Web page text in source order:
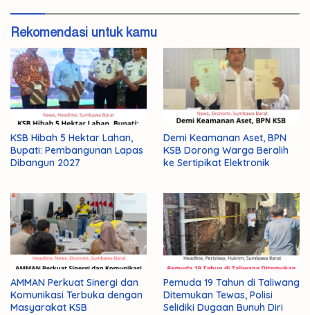
Rekomendasi untuk kamu
KSB Hibah 5 Hektar Lahan,
Bupati: Pembangunan Lapas
Dibangun 2027
Demi Keamanan Aset, BPN
KSB Dorong Warga Beralih
ke Sertipikat Elektronik
AMMAN Perkuat Sinergi dan
Komunikasi Terbuka dengan
Masyarakat KSB
Pemuda 19 Tahun di Taliwang
Ditemukan Tewas, Polisi
Selidiki Dugaan Bunuh Diri